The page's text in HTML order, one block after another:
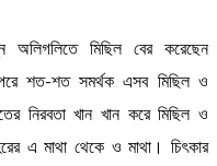
অলিগলিতে মিছিল বের করেছেন
পরে শত-শত সমর্থক এসব মিছিল ও
নিরবতা খান খান করে মিছিল ও
এ মাথা থেকে ও মাথা। চিৎকার